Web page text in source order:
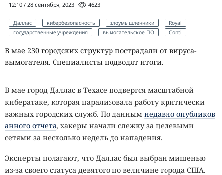
12:10 / 28 сентября, 2023 4623
Даллас кибербезопасность злоумышленники
Royal
государственные учреждения
вымогательское ПО Conti
В мае 230 городских структур пострадали от вируса-
вымогателя. Специалисты подводят итоги.
В мае город Даллас в Техасе подвергся масштабной
кибератаке, которая парализовала работу критически
важных городских служб. По данным недавно опубликов
анного отчета, хакеры начали слежку за целевыми
сетями за несколько недель до нападения.
Эксперты полагают, что Даллас был выбран мишенью
из-за своего статуса девятого по величине города США.